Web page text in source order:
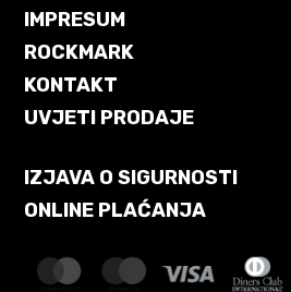
IMPRESUM
ROCKMARK
KONTAKT
UVJETI PRODAJE
IZJAVA O SIGURNOSTI
ONLINE PLAĆANJA